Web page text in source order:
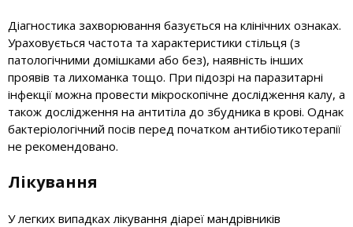
Діагностика захворювання базується на клінічних ознаках.
Ураховується частота та характеристики стільця (з
патологічними домішками або без), наявність інших
проявів та лихоманка тощо. При підозрі на паразитарні
інфекції можна провести мікроскопічне дослідження калу, а
також дослідження на антитіла до збудника в крові. Однак
бактеріологічний посів перед початком антибіотикотерапії
не рекомендовано.
Лікування
У легких випадках лікування діареї мандрівників